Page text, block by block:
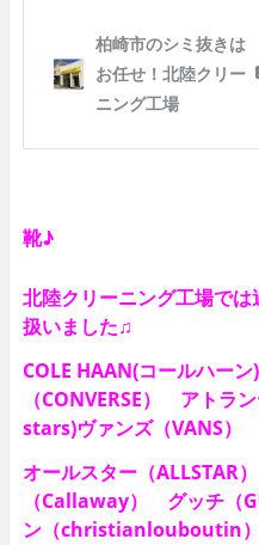
靴♪
北陸クリーニング工場で
扱いました♫
COLE HAAN(コールハー
（CONVERSE） アトラ
stars)ヴァンズ（VANS）
オールスター（ALLSTAR
（Callaway） グッチ（
ン（christianlouboutin）